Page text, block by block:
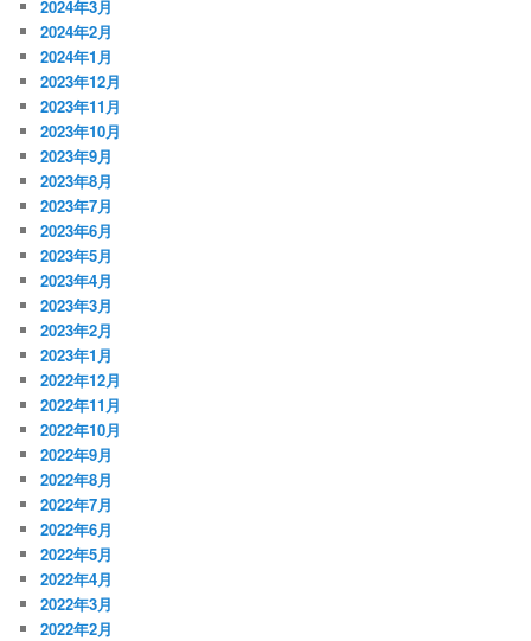
2024年3月
2024年2月
2024年1月
2023年12月
2023年11月
2023年10月
2023年9月
2023年8月
2023年7月
2023年6月
2023年5月
2023年4月
2023年3月
2023年2月
2023年1月
2022年12月
2022年11月
2022年10月
2022年9月
2022年8月
2022年7月
2022年6月
2022年5月
2022年4月
2022年3月
2022年2月